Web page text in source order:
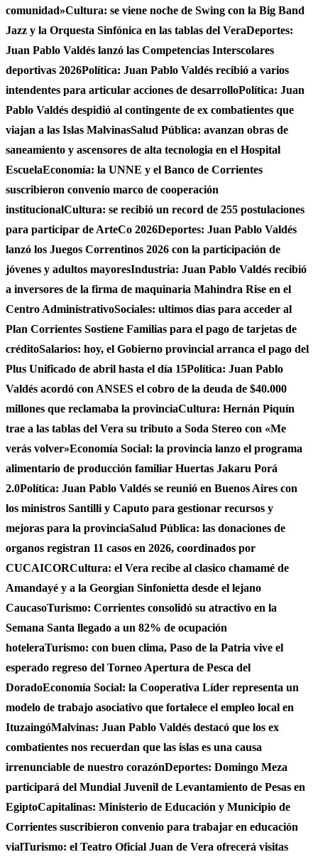
comunidad»Cultura: se viene noche de Swing con la Big Band
Jazz y la Orquesta Sinfónica en las tablas del VeraDeportes:
Juan Pablo Valdés lanzó las Competencias Interscolares
deportivas 2026Política: Juan Pablo Valdés recibió a varios
intendentes para articular acciones de desarrolloPolítica: Juan
Pablo Valdés despidió al contingente de ex combatientes que
viajan a las Islas MalvinasSalud Pública: avanzan obras de
saneamiento y ascensores de alta tecnologia en el Hospital
EscuelaEconomía: la UNNE y el Banco de Corrientes
suscribieron convenio marco de cooperación
institucionalCultura: se recibió un record de 255 postulaciones
para participar de ArteCo 2026Deportes: Juan Pablo Valdés
lanzó los Juegos Correntinos 2026 con la participación de
jóvenes y adultos mayoresIndustria: Juan Pablo Valdés recibió
a inversores de la firma de maquinaria Mahindra Rise en el
Centro AdministrativoSociales: ultimos dias para acceder al
Plan Corrientes Sostiene Familias para el pago de tarjetas de
créditoSalarios: hoy, el Gobierno provincial arranca el pago del
Plus Unificado de abril hasta el día 15Política: Juan Pablo
Valdés acordó con ANSES el cobro de la deuda de $40.000
millones que reclamaba la provinciaCultura: Hernán Piquín
trae a las tablas del Vera su tributo a Soda Stereo con «Me
verás volver»Economía Social: la provincia lanzo el programa
alimentario de producción familiar Huertas Jakaru Porá
2.0Política: Juan Pablo Valdés se reunió en Buenos Aires con
los ministros Santilli y Caputo para gestionar recursos y
mejoras para la provinciaSalud Pública: las donaciones de
organos registran 11 casos en 2026, coordinados por
CUCAICORCultura: el Vera recibe al clasico chamamé de
Amandayé y a la Georgian Sinfonietta desde el lejano
CaucasoTurismo: Corrientes consolidó su atractivo en la
Semana Santa llegado a un 82% de ocupación
hoteleraTurismo: con buen clima, Paso de la Patria vive el
esperado regreso del Torneo Apertura de Pesca del
DoradoEconomía Social: la Cooperativa Líder representa un
modelo de trabajo asociativo que fortalece el empleo local en
ItuzaingóMalvinas: Juan Pablo Valdés destacó que los ex
combatientes nos recuerdan que las islas es una causa
irrenunciable de nuestro corazónDeportes: Domingo Meza
participará del Mundial Juvenil de Levantamiento de Pesas en
EgiptoCapitalinas: Ministerio de Educación y Municipio de
Corrientes suscribieron convenio para trabajar en educación
vialTurismo: el Teatro Oficial Juan de Vera ofrecerá visitas